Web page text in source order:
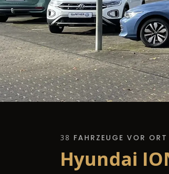
38 FAHRZEUGE VOR
Hyundai